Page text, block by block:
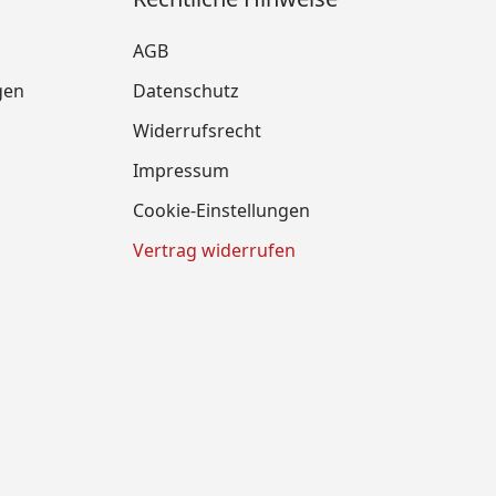
AGB
Datenschutz
Widerrufsrecht
Impressum
Cookie-Einstellungen
Vertrag widerrufen